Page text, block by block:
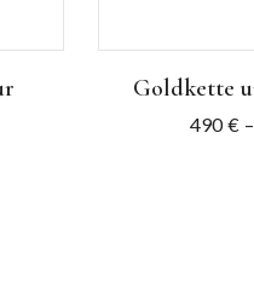
Goldkette
490€ –